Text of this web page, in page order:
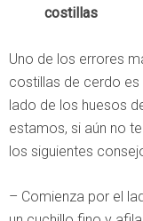
costillas
Uno de los errores
costillas de cerdo es
lado de los huesos
estamos, si aún no
los siguientes
– Comienza por el